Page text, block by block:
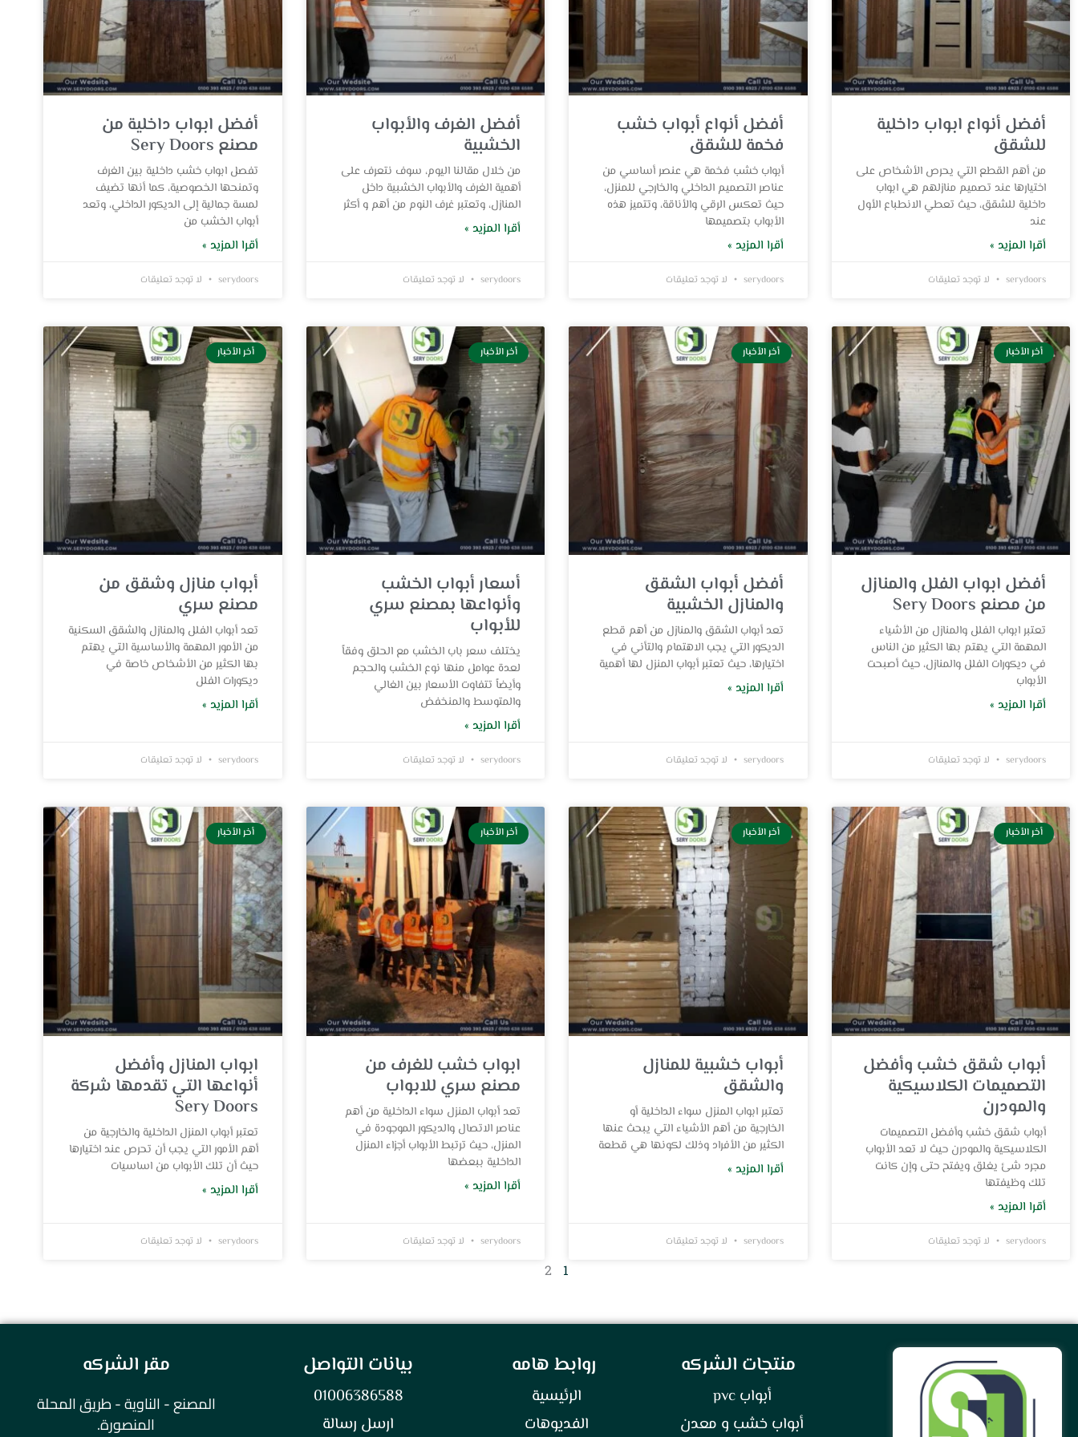
أفضل أنواع ابواب داخلية
للشقق
من أهم القطع التي يحرص الأشخاص على
اختيارها عند تصميم منازلهم هي ابواب
داخلية للشقق، حيث تعطي الانطباع الأول
عند
أقرا المزيد »
serydoors لا توجد تعليقات
أفضل أنواع أبواب خشب
فخمة للشقق
أبواب خشب فخمة هي عنصر أساسي من
عناصر التصميم الداخلي والخارجي للمنزل،
حيث تعكس الرقي والأناقة، وتتميز هذه
الأبواب بتصميمها
أقرا المزيد »
serydoors لا توجد تعليقات
أفضل الغرف والأبواب
الخشبية
من خلال مقالنا اليوم، سوف نتعرف على
أهمية الغرف والأبواب الخشبية داخل
المنازل، وتعتبر غرف النوم من أهم و أكثر
أقرا المزيد »
serydoors لا توجد تعليقات
أفضل ابواب داخلية من
مصنع Sery Doors
تفصل ابواب خشب داخلية بين الغرف
وتمنحها الخصوصية، كما أنها تضيف
لمسة جمالية إلى الديكور الداخلي، وتعد
أبواب الخشب من
أقرا المزيد »
serydoors لا توجد تعليقات
أخر الأخبار
أفضل ابواب الفلل والمنازل
من مصنع Sery Doors
تعتبر ابواب الفلل والمنازل من الأشياء
المهمة التي يهتم بها الكثير من الناس
في ديكورات الفلل والمنازل، حيث أصبحت
الأبواب
أقرا المزيد »
serydoors لا توجد تعليقات
أخر الأخبار
أفضل أبواب الشقق
والمنازل الخشبية
تعد أبواب الشقق والمنازل من أهم قطع
الديكور التي يجب الاهتمام والتأني في
اختيارها، حيث تعتبر أبواب المنزل لها أهمية
أقرا المزيد »
serydoors لا توجد تعليقات
أخر الأخبار
أسعار أبواب الخشب
وأنواعها بمصنع سري
للأبواب
يختلف سعر باب الخشب مع الحلق وفقاً
لعدة عوامل منها نوع الخشب والحجم
وأيضاً تتفاوت الأسعار بين الغالي
والمتوسط والمنخفض
أقرا المزيد »
serydoors لا توجد تعليقات
أخر الأخبار
أبواب منازل وشقق من
مصنع سري
تعد أبواب الفلل والمنازل والشقق السكنية
من الأمور المهمة والأساسية التي يهتم
بها الكثير من الأشخاص خاصة في
ديكورات الفلل
أقرا المزيد »
serydoors لا توجد تعليقات
أخر الأخبار
أبواب شقق خشب وأفضل
التصميمات الكلاسيكية
والمودرن
أبواب شقق خشب وأفضل التصميمات
الكلاسيكية والمودرن حيث لا تعد الأبواب
مجرد شئ يغلق ويفتح حتى وإن كانت
تلك وظيفتها
أقرا المزيد »
serydoors لا توجد تعليقات
أخر الأخبار
أبواب خشبية للمنازل
والشقق
تعتبر ابواب المنزل سواء الداخلية أو
الخارجية من أهم الأشياء التي يبحث عنها
الكثير من الأفراد وذلك لكونها هي قطعة
أقرا المزيد »
serydoors لا توجد تعليقات
أخر الأخبار
ابواب خشب للغرف من
مصنع سري للابواب
تعد أبواب المنزل سواء الداخلية من أهم
عناصر الاتصال والديكور الموجودة في
المنزل، حيث ترتبط الأبواب أجزاء المنزل
الداخلية ببعضها
أقرا المزيد »
serydoors لا توجد تعليقات
أخر الأخبار
ابواب المنازل وأفضل
أنواعها التي تقدمها شركة
Sery Doors
تعتبر أبواب المنزل الداخلية والخارجية من
أهم الأمور التي يجب أن تحرص عند اختيارها
حيث أن تلك الأبواب من اساسيات
أقرا المزيد »
serydoors لا توجد تعليقات
1
2
منتجات الشركه
أبواب pvc
أبواب خشب و معدن
روابط هامه
الرئيسية
الفديوهات
بيانات التواصل
01006386588
ارسل رسالة
مقر الشركه
المصنع - الناوية - طريق المحلة
المنصورة.